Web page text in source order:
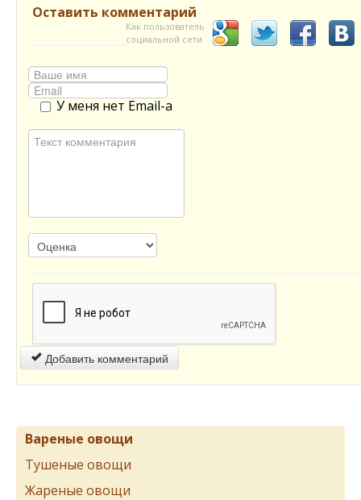
Оставить комментарий
Как пользователь
социальной сети
У меня нет Email-а
Добавить комментарий
Вареные овощи
Тушеные овощи
Жареные овощи